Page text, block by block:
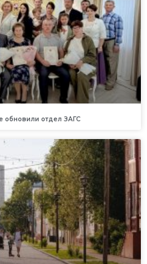
обновили отдел ЗАГС